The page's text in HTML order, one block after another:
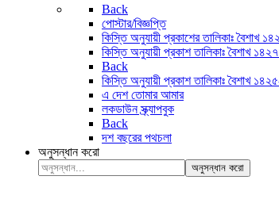
Back
পোস্টার/বিজ্ঞপ্তি
কিস্তি অনুযায়ী প্রকাশের তালিকাঃ বৈশাখ
কিস্তি অনুযায়ী প্রকাশ তালিকাঃ বৈশাখ
Back
কিস্তি অনুযায়ী প্রকাশ তালিকাঃ বৈশাখ
এ দেশ তোমার আমার
লকডাউন স্ক্র্যাপবুক
Back
দশ বছরের পথচলা
অনুসন্ধান করো
অনুসন্ধান করো